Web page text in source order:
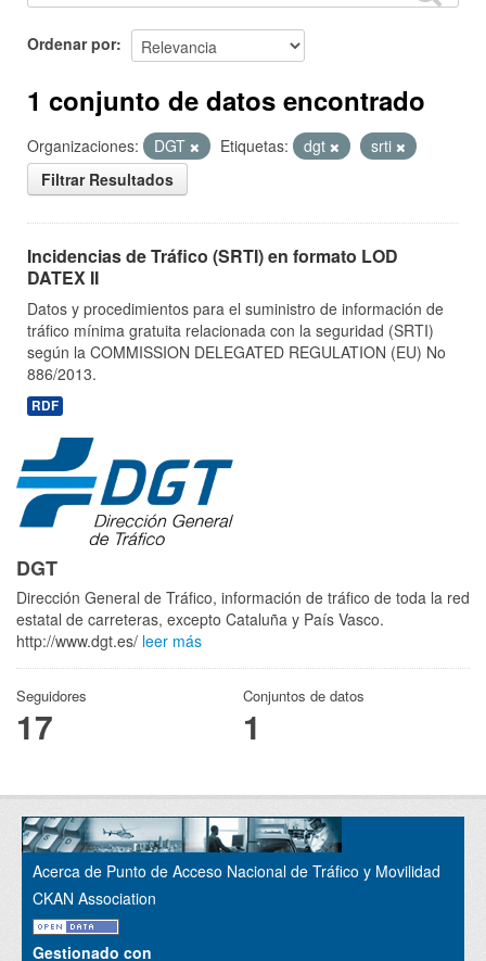
Ordenar por
1 conjunto de datos encontrado
Organizaciones: DGT Etiquetas: dgt
srti
Filtrar Resultados
Incidencias de Tráfico (SRTI) en formato LOD
DATEX II
Datos y procedimientos para el suministro de información de
tráfico mínima gratuita relacionada con la seguridad (SRTI)
según la COMMISSION DELEGATED REGULATION (EU) No
886/2013.
RDF
DGT
Dirección General de Tráfico, información de tráfico de toda la red
estatal de carreteras, excepto Cataluña y País Vasco.
http://www.dgt.es/ leer más
Seguidores
17
Conjuntos de datos
1
Acerca de Punto de Acceso Nacional de Tráfico y Movilidad
CKAN Association
Gestionado con